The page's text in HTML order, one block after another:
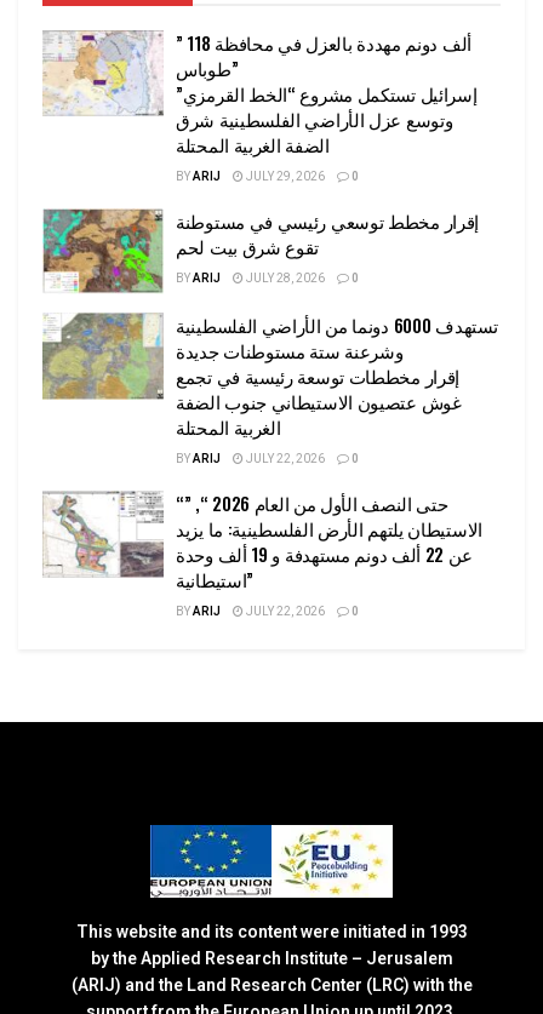
” 118 ألف دونم مهددة بالعزل في محافظة
طوباس”
إسرائيل تستكمل مشروع “الخط القرمزي”
وتوسع عزل الأراضي الفلسطينية شرق
الضفة الغربية المحتلة
BYARIJ JULY 29, 2026 0
إقرار مخطط توسعي رئيسي في مستوطنة
تقوع شرق بيت لحم
BYARIJ JULY 28, 2026 0
تستهدف 6000 دونما من الأراضي الفلسطينية
وشرعنة ستة مستوطنات جديدة
إقرار مخططات توسعة رئيسية في تجمع
غوش عتصيون الاستيطاني جنوب الضفة
الغربية المحتلة
BYARIJ JULY 22, 2026 0
“حتى النصف الأول من العام 2026 “, ”
الاستيطان يلتهم الأرض الفلسطينية: ما يزيد
عن 22 ألف دونم مستهدفة و 19 ألف وحدة
استيطانية”
BYARIJ JULY 22, 2026 0
This website and its content were initiated in 1993
by the Applied Research Institute – Jerusalem
(ARIJ) and the Land Research Center (LRC) with the